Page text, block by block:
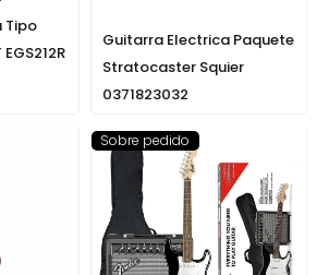
Tipo
Guitarra Electrica Paquete
Stratocaster Squier
0371823032
Sobre pedido